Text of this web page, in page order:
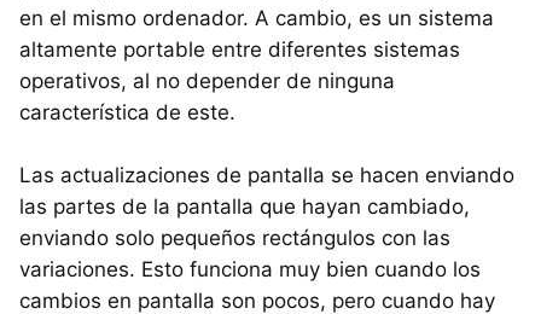
en el mismo ordenador. A cambio, es un sistema
altamente portable entre diferentes sistemas
operativos, al no depender de ninguna
característica de este.
Las actualizaciones de pantalla se hacen enviando
las partes de la pantalla que hayan cambiado,
enviando solo pequeños rectángulos con las
variaciones. Esto funciona muy bien cuando los
cambios en pantalla son pocos, pero cuando hay